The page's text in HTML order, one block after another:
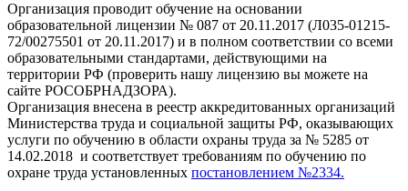
Организация проводит обучение на основании
образовательной лицензии № 087 от 20.11.2017 (Л035-01215-
72/00275501 от 20.11.2017) и в полном соответствии со всеми
образовательными стандартами, действующими на
территории РФ (проверить нашу лицензию вы можете на
сайте РОСОБРНАДЗОРА).
Организация внесена в реестр аккредитованных организаций
Министерства труда и социальной защиты РФ, оказывающих
услуги по обучению в области охраны труда за № 5285 от
14.02.2018 и соответствует требованиям по обучению по
охране труда установленных постановлением №2334.